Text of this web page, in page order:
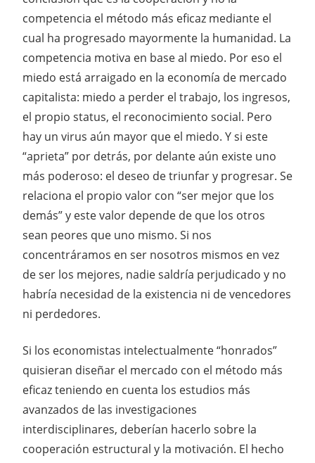
competencia el método más eficaz mediante el
cual ha progresado mayormente la humanidad. La
competencia motiva en base al miedo. Por eso el
miedo está arraigado en la economía de mercado
capitalista: miedo a perder el trabajo, los ingresos,
el propio status, el reconocimiento social. Pero
hay un virus aún mayor que el miedo. Y si este
“aprieta” por detrás, por delante aún existe uno
más poderoso: el deseo de triunfar y progresar. Se
relaciona el propio valor con “ser mejor que los
demás” y este valor depende de que los otros
sean peores que uno mismo. Si nos
concentráramos en ser nosotros mismos en vez
de ser los mejores, nadie saldría perjudicado y no
habría necesidad de la existencia ni de vencedores
ni perdedores.
Si los economistas intelectualmente “honrados”
quisieran diseñar el mercado con el método más
eficaz teniendo en cuenta los estudios más
avanzados de las investigaciones
interdisciplinares, deberían hacerlo sobre la
cooperación estructural y la motivación. El hecho